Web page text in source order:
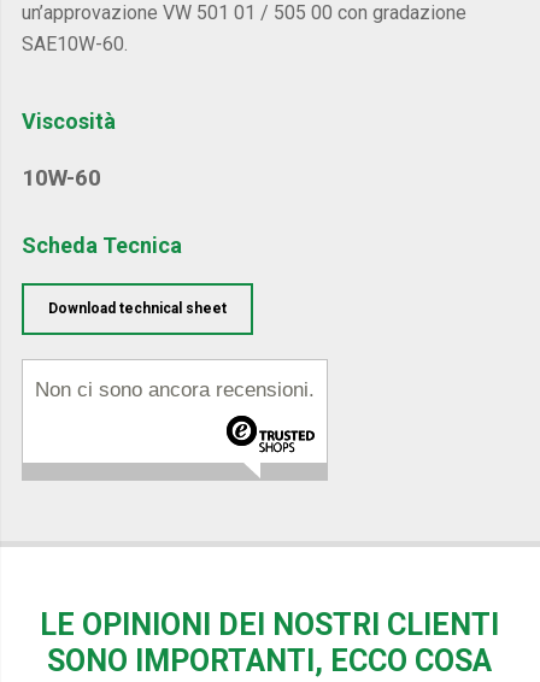
un’approvazione VW 501 01 / 505 00 con gradazione
SAE10W-60.
Viscosità
10W-60
Scheda Tecnica
Download technical sheet
Non ci sono ancora recensioni.
LE OPINIONI DEI NOSTRI CLIENTI
SONO IMPORTANTI, ECCO COSA